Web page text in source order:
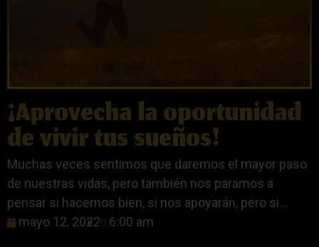
¡Aprovecha la oportunidad
de vivir tus sueños!
Muchas veces sentimos que daremos el mayor paso
de nuestras vidas, pero también nos paramos a
pensar si hacemos bien, si nos apoyarán, pero si...
mayo 12, 2022
6:00 am